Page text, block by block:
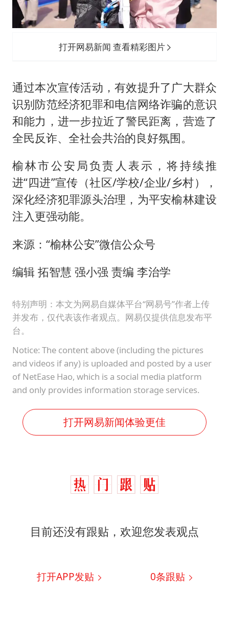
打开网易新闻 查看精彩图片
通过本次宣传活动，有效提升了广大群众
识别防范经济犯罪和电信网络诈骗的意识
和能力，进一步拉近了警民距离，营造了
全民反诈、全社会共治的良好氛围。
榆林市公安局负责人表示，将持续推
进“四进”宣传（社区/学校/企业/乡村），
深化经济犯罪源头治理，为平安榆林建设
注入更强动能。
来源：“榆林公安”微信公众号
编辑 拓智慧 强小强 责编 李治学
特别声明：本文为网易自媒体平台“网易号”作者上传
并发布，仅代表该作者观点。网易仅提供信息发布平
台。
Notice: The content above (including the pictures
and videos if any) is uploaded and posted by a user
of NetEase Hao, which is a social media platform
and only provides information storage services.
打开网易新闻体验更佳
目前还没有跟贴，欢迎您发表观点
打开APP发贴 0条跟贴